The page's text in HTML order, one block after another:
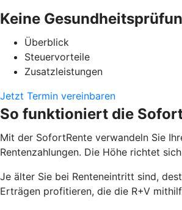
Keine
Überblick
Steuervorteile
Zusatzleistungen
Jetzt Termin vereinbaren
So funktioniert die
Mit der SofortRente verwandeln Sie
Rentenzahlungen. Die Höhe richtet
Je älter Sie bei Renteneintritt sind,
Erträgen profitieren, die die R+V